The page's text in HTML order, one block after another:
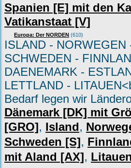
Spanien [E] mit den
Vatikanstaat [V]
Europa: Der NORDEN (610)
ISLAND - NORWEGEN
SCHWEDEN -
DAENEMARK -
LETTLAND -
Bedarf legen wir
Dänemark [DK] mit
[GRO], Island,
Schweden [S],
mit Aland [AX],